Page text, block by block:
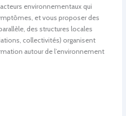
environnementaux qui
et vous proposer des
des structures locales
collectivités) organisent
autour de l’environnement